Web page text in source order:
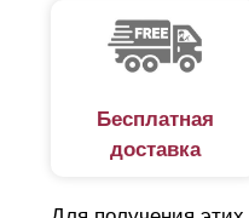
Бесплатная
доставка